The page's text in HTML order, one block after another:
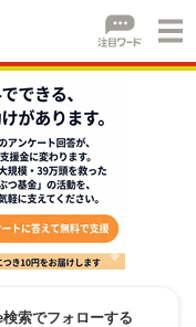
索でフォローする